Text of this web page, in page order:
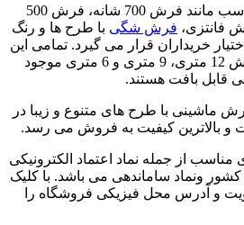
فرش ماشینی با قیمت مناسب مانند فرش 700 شانه، فرش 500
فرش شگی با طرح ها و رنگ
خریداران قرار می گیرد. تمامی این
محصولات در سایزهای فرش 12 متری، 9 متری و 6 متری موجود
قابل بافت هستند.
ماشینی با طرح های متنوع و زیبا در
و بالاترین کیفیت به فروش می رسد.
از جمله نماد اعتماد الکترونیکی
ونماد ساماندهی می باشد. با کلیک
و آدرس محل فیزیکی فروشگاه را